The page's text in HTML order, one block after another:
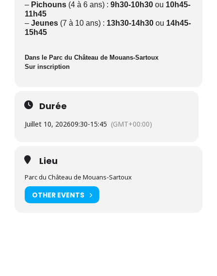
– Pichouns (4 à 6 ans) : 9h30-10h30 ou 10h45-
11h45
– Jeunes (7 à 10 ans) : 13h30-14h30 ou 14h45-
15h45
Dans le Parc du Château de Mouans-Sartoux
Sur inscription
Durée
Juillet 10, 202609:30-15:45 (GMT+00:00)
Lieu
Parc du Château de Mouans-Sartoux
OTHER EVENTS